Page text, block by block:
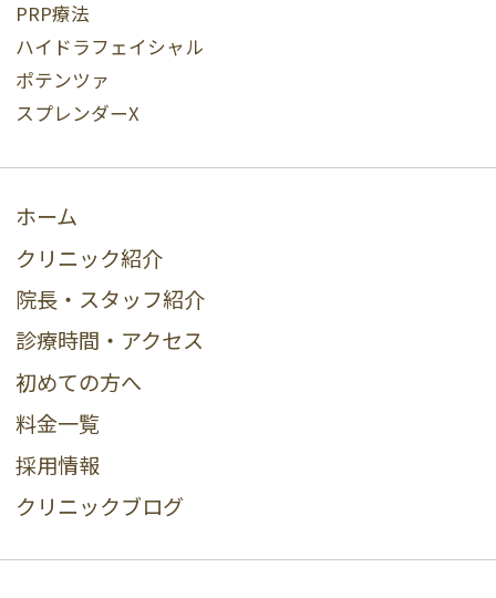
PRP療法
ハイドラフェイシャル
ポテンツァ
スプレンダーX
ホーム
クリニック紹介
院長・スタッフ紹介
診療時間・アクセス
初めての方へ
料金一覧
採用情報
クリニックブログ